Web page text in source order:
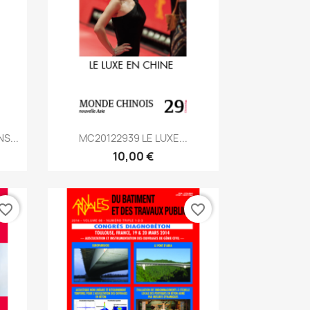
Aperçu rapide
MC20122939 LE LUXE...
10,00 €
favorite_border